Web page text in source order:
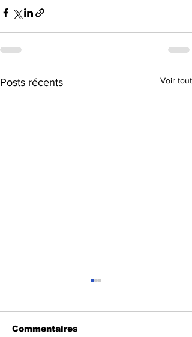
Posts récents Voir tout
Commentaires